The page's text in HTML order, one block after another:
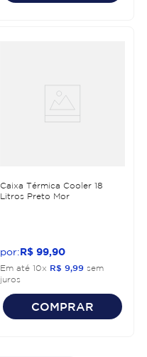
Caixa Térmica Cooler 18
Litros Preto Mor
R$ 99 90
Em até 10x R$ 9,99 sem
juros
COMPRAR